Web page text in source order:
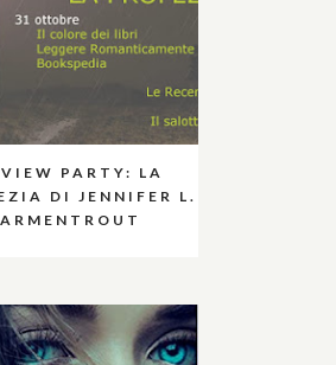
PARTY: LA
DI JENNIFER L.
ARMENTROUT